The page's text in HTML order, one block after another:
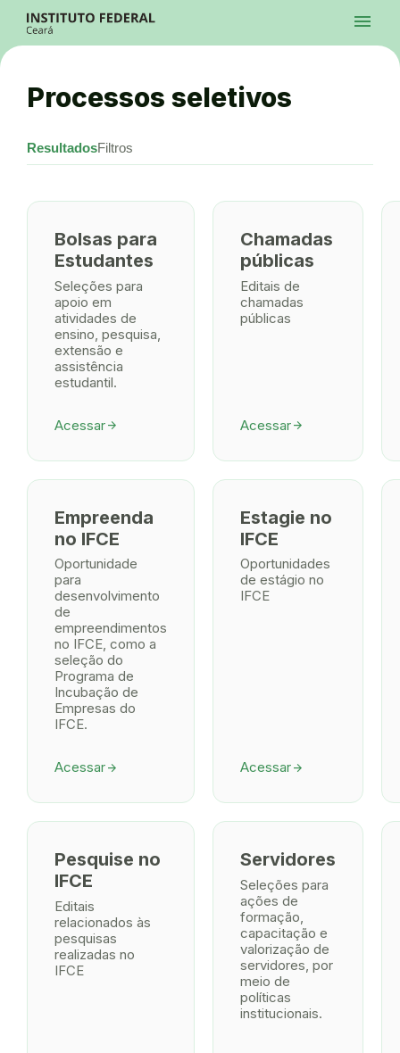
Ir para a busca
Ir para o menu principal
Ir para o conteúdo
Alto Contraste
Login da Área Administrativa
menu
Processos seletivos
ResultadosFiltros
Bolsas para
Estudantes
Seleções para
apoio em
atividades de
ensino, pesquisa,
extensão e
assistência
estudantil.
Acessararrow_forward
Chamadas
públicas
Editais de
chamadas
públicas
Acessararrow_forward
Empreenda
no IFCE
Oportunidade
para
desenvolvimento
de
empreendimentos
no IFCE, como a
seleção do
Programa de
Incubação de
Empresas do
IFCE.
Acessararrow_forward
Estagie no
IFCE
Oportunidades
de estágio no
IFCE
Acessararrow_forward
Pesquise no
IFCE
Editais
relacionados às
pesquisas
realizadas no
IFCE
Servidores
Seleções para
ações de
formação,
capacitação e
valorização de
servidores, por
meio de
políticas
institucionais.